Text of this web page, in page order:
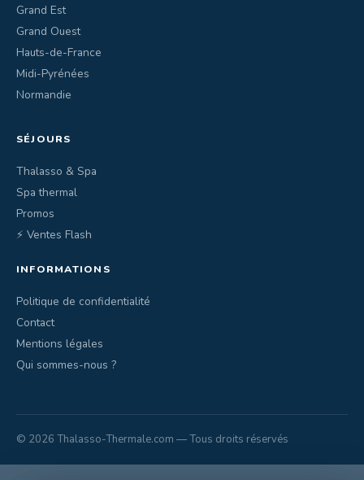
Grand Est
Grand Ouest
Hauts-de-France
Midi-Pyrénées
Normandie
SÉJOURS
Thalasso & Spa
Spa thermal
Promos
⚡ Ventes Flash
INFORMATIONS
Politique de confidentialité
Contact
Mentions légales
Qui sommes-nous ?
© 2026 Thalasso-Thermale.com — Tous droits réservés